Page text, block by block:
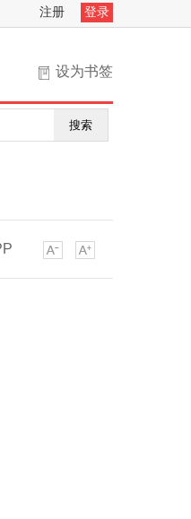
注册 登录
设为书签
搜索